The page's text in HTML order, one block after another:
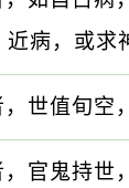
病，或求
，世值旬空
，官鬼持世